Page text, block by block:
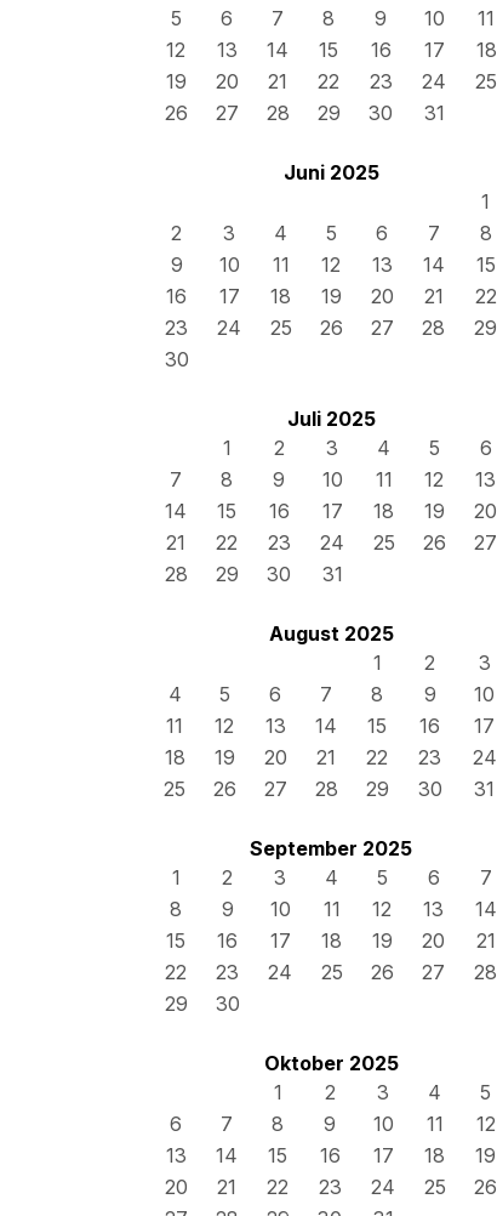
5
6 7 8 9 10
11
12
13 14 15 16 17
18
19
20 21 22 23 24
25
26
27 28 29 30 31
Juni 2025
1
2
3 4 5 6 7
8
9
10 11 12 13 14
15
16
17 18 19 20 21
22
23
24 25 26 27 28
29
30
Juli 2025
1
2 3 4 5
6
7
8 9 10 11 12
13
14
15 16 17 18 19
20
21
22 23 24 25 26
27
28
29 30 31
August 2025
1
2
3
4
5 6 7 8 9
10
11
12 13 14 15 16
17
18
19 20 21 22 23
24
25
26 27 28 29 30 31
September 2025
1
2 3 4 5 6
7
8
9 10 11 12 13
14
15
16 17 18 19 20
21
22
23 24 25 26 27
28
29
30
Oktober 2025
1
2 3 4
5
6
7 8 9 10 11
12
13
14 15 16 17 18
19
20
21 22 23 24 25
26